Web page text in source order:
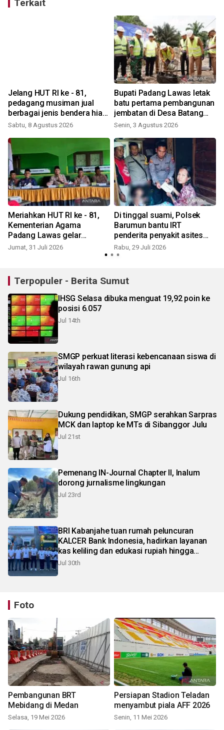
Terkait
Jelang HUT RI ke - 81,
pedagang musiman jual
berbagai jenis bendera hias
di Sibuhuan
Sabtu, 8 Agustus 2026
Bupati Padang Lawas letak
batu pertama pembangunan
jembatan di Desa Batang
Bulu Baru
Senin, 3 Agustus 2026
Meriahkan HUT RI ke - 81,
Kementerian Agama
Padang Lawas gelar
berbagi kegiatan
Jumat, 31 Juli 2026
Di tinggal suami, Polsek
Barumun bantu IRT
penderita penyakit asites
dan ganguan jantung
Rabu, 29 Juli 2026
Terpopuler - Berita Sumut
IHSG Selasa dibuka menguat 19,92 poin ke
posisi 6.057
Jul 14th
SMGP perkuat literasi kebencanaan siswa di
wilayah rawan gunung api
Jul 16th
Dukung pendidikan, SMGP serahkan Sarpras
MCK dan laptop ke MTs di Sibanggor Julu
Jul 21st
Pemenang IN-Journal Chapter II, Inalum
dorong jurnalisme lingkungan
Jul 23rd
BRI Kabanjahe tuan rumah peluncuran
KALCER Bank Indonesia, hadirkan layanan
kas keliling dan edukasi rupiah hingga
pelosok Karo
Jul 30th
Foto
Pembangunan BRT
Mebidang di Medan
Selasa, 19 Mei 2026
Persiapan Stadion Teladan
menyambut piala AFF 2026
Senin, 11 Mei 2026